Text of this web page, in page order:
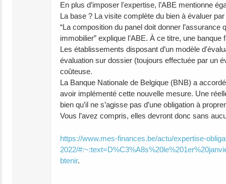
En plus d’imposer l'expertise, l’ABE mentionne
La base ? La visite complète du bien à évaluer
“La composition du panel doit donner
immobilier” explique l’ABE. À ce titre, une
Les établissements disposant d’un modèle
évaluation sur dossier (toujours effectuée par un
coûteuse.
La Banque Nationale de Belgique (BNB) a
avoir implémenté cette nouvelle mesure. Une
bien qu’il ne s’agisse pas d’une obligation à
Vous l’avez compris, elles devront donc sans
https://www.mes-finances.be/actu/expertise-
2022/
btenir.